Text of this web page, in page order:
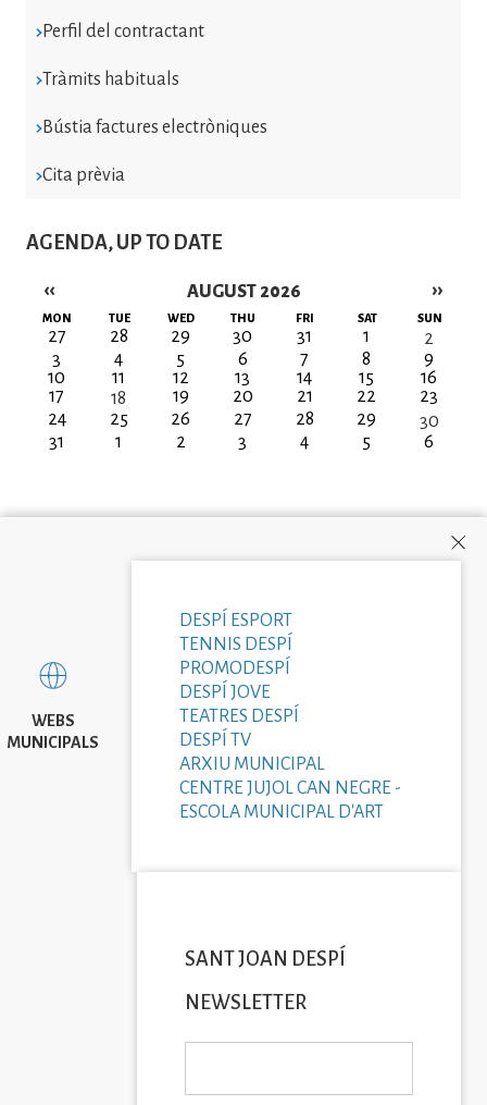
Perfil del contractant
Tràmits habituals
Bústia factures electròniques
Cita prèvia
AGENDA, UP TO DATE
AUGUST 2026
Pagination
‹‹ ››
MON TUE WED THU FRI SAT SUN
27 28 29 30 31 1
2
3
4 5 6 7 8
9
10
11 12 13 14 15
16
17
18 19 20 21 22
23
24
25 26 27 28 29
30
31
1 2 3 4 5 6
WEBS
MUNICIPALS
DESPÍ ESPORT
TENNIS DESPÍ
PROMODESPÍ
DESPÍ JOVE
TEATRES DESPÍ
DESPÍ TV
ARXIU MUNICIPAL
CENTRE JUJOL CAN NEGRE -
ESCOLA MUNICIPAL D'ART
SANT JOAN DESPÍ
NEWSLETTER